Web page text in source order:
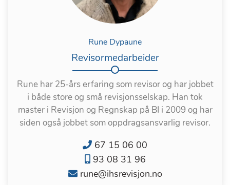
Rune Dypaune
Revisormedarbeider
Rune har 25-års erfaring som revisor og har jobbet
i både store og små revisjonsselskap. Han tok
master i Revisjon og Regnskap på BI i 2009 og har
siden også jobbet som oppdragsansvarlig revisor.
67 15 06 00
93 08 31 96
rune@ihsrevisjon.no